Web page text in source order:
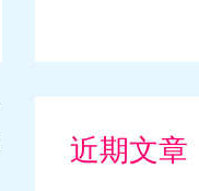
近期文章